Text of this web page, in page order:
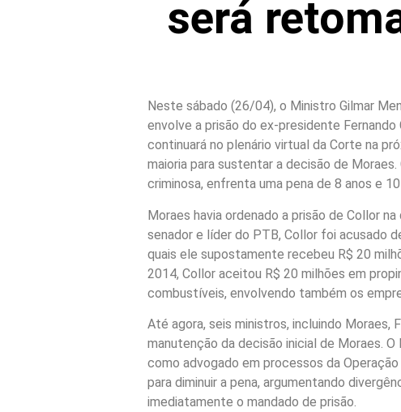
será
Neste sábado (26/04), o Ministro Gilmar
envolve a prisão do ex-presidente
continuará no plenário virtual da Corte na
maioria para sustentar a decisão de
criminosa, enfrenta uma pena de 8 anos e
Moraes havia ordenado a prisão de Collor
senador e líder do PTB, Collor foi acusado
quais ele supostamente recebeu R$ 20
2014, Collor aceitou R$ 20 milhões em
combustíveis, envolvendo também os
Até agora, seis ministros, incluindo Moraes,
manutenção da decisão inicial de Moraes.
como advogado em processos da
para diminuir a pena, argumentando
imediatamente o mandado de prisão.